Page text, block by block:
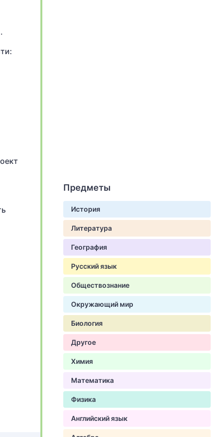
Предметы
История
Литература
География
Русский язык
Обществознание
Окружающий мир
Биология
Другое
Химия
Математика
Физика
Английский язык